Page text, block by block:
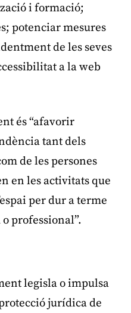
i formació;
potenciar mesures
de les seves
a la web
és “afavorir
tant dels
de les persones
en les activitats que
per dur a terme
professional”.
legisla o impulsa
jurídica de